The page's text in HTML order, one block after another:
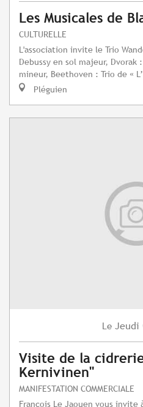
Les Musicales de
CULTURELLE
L'association invite le Trio
Debussy en sol majeur, Dvorak
mineur, Beethoven : Trio de «
Pléguien
Le Jeudi
Visite de la
Kernivinen"
MANIFESTATION COMMERCIALE
François Le Jaouen vous invite